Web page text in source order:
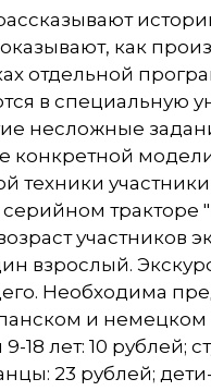
как
отдельной
в специальную
несложные
конкретной
техники
тракторе
участников
взрослый.
Необходима
и немецком
18 лет: 10
23 рублей;